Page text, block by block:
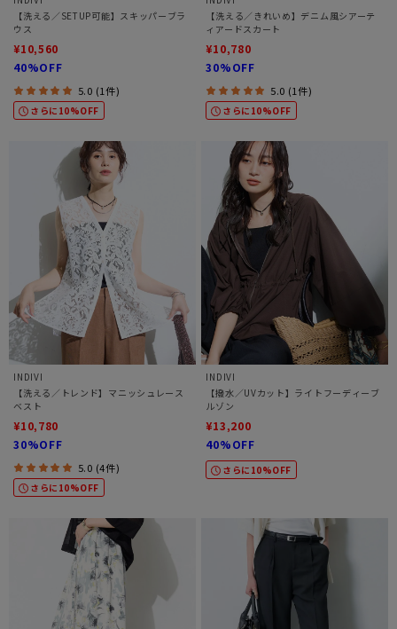
【洗える／SETUP可能】スキッパーブラ
ウス
¥10,560
40%OFF
5.0 (1件)
さらに10%OFF
【洗える／きれいめ】デニム風シアーテ
ィアードスカート
¥10,780
30%OFF
5.0 (1件)
さらに10%OFF
INDIVI
【洗える／トレンド】マニッシュレース
ベスト
¥10,780
30%OFF
5.0 (4件)
さらに10%OFF
INDIVI
【撥水／UVカット】ライトフーディーブ
ルゾン
¥13,200
40%OFF
さらに10%OFF